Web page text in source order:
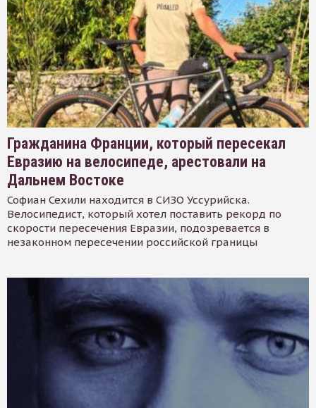
Гражданина Франции, который пересекал
Евразию на велосипеде, арестовали на
Дальнем Востоке
Софиан Сехили находится в СИЗО Уссурийска.
Велосипедист, который хотел поставить рекорд по
скорости пересечения Евразии, подозревается в
незаконном пересечении российской границы